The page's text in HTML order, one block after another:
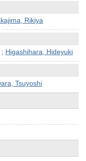
Rikiya
; Higashihara, Hideyuki
Tsuyoshi